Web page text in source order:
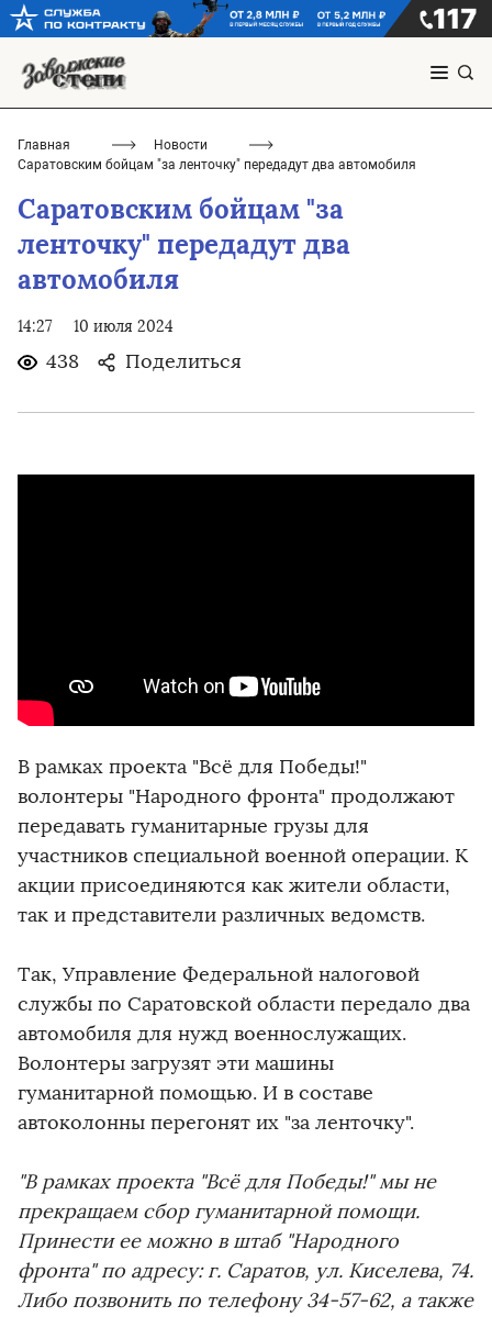
Главная
Новости
Саратовским бойцам "за ленточку" передадут два автомобиля
Саратовским бойцам "за
ленточку" передадут два
автомобиля
14:27 10 июля 2024
438 Поделиться
В рамках проекта "Всё для Победы!"
волонтеры "Народного фронта" продолжают
передавать гуманитарные грузы для
участников специальной военной операции. К
акции присоединяются как жители области,
так и представители различных ведомств.
Так, Управление Федеральной налоговой
службы по Саратовской области передало два
автомобиля для нужд военнослужащих.
Волонтеры загрузят эти машины
гуманитарной помощью. И в составе
автоколонны перегонят их "за ленточку".
"В рамках проекта "Всё для Победы!" мы не
прекращаем сбор гуманитарной помощи.
Принести ее можно в штаб "Народного
фронта" по адресу: г. Саратов, ул. Киселева, 74.
Либо позвонить по телефону 34-57-62, а также